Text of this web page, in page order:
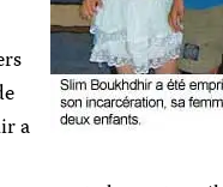
a